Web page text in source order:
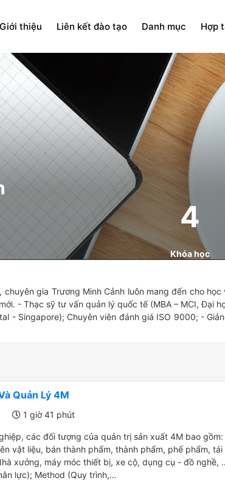
Giới thiệu Liên kết đào tạo Danh mục Hợp
4
Khóa học
gia Trương Minh Cảnh luôn mang đến cho
- Thạc sỹ tư vấn quản lý quốc tế (MBA – MCI, Đại
- Singapore); Chuyên viên đánh giá ISO 9000; -
Quản Lý 4M
1 giờ 41 phút
các đối tượng của quản trị sản xuất 4M bao gồm:
vật liệu, bán thành phẩm, thành phẩm, phế phẩm, tái
xưởng, máy móc thiết bị, xe cộ, dụng cụ - đồ nghề,
lực); Method (Quy trình,…